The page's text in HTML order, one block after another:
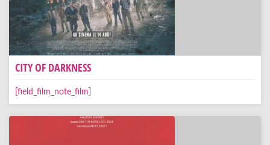
CITY OF DARKNESS
[field_film_note_film]